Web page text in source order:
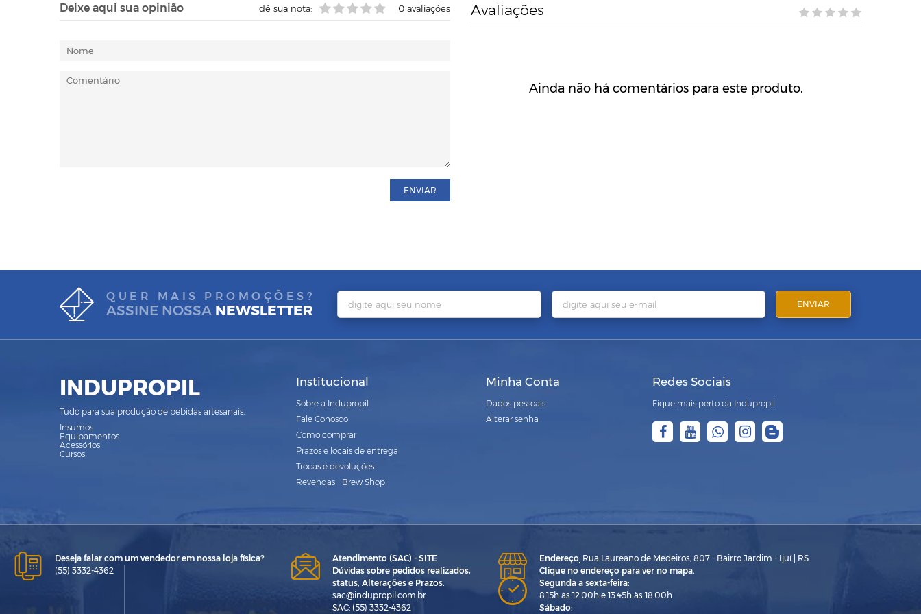
Deixe aqui sua opinião 0 avaliações
dê sua nota:
ENVIAR
Avaliações
Ainda não há comentários para este produto.
QUER MAIS PROMOÇÕES?
ASSINE NOSSA NEWSLETTER
INDUPROPIL
Tudo para sua produção de bebidas artesanais.
Insumos
Equipamentos
Acessórios
Cursos
Institucional
Sobre a Indupropil
Fale Conosco
Como comprar
Prazos e locais de entrega
Trocas e devoluções
Revendas - Brew Shop
Minha Conta
Dados pessoais
Alterar senha
Redes Sociais
Fique mais perto da Indupropil
Deseja falar com um vendedor em nossa loja física?
(55) 3332-4362
Atendimento (SAC) - SITE
Dúvidas sobre pedidos realizados,
status, Alterações e Prazos.
sac@indupropil.com.br
SAC: (55) 3332-4362
Endereço: Rua Laureano de Medeiros, 807 - Bairro Jardim - Ijuí | RS
Clique no endereço para ver no mapa.
Segunda a sexta-feira:
8:15h às 12:00h e 13:45h às 18:00h
Sábado: